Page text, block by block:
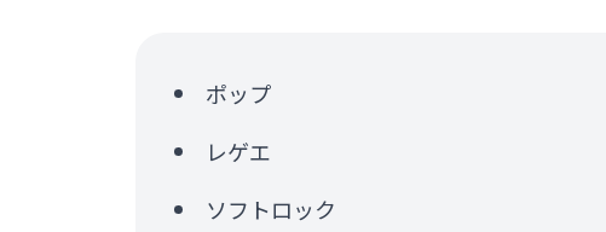
ポップ
レゲエ
ソフトロック